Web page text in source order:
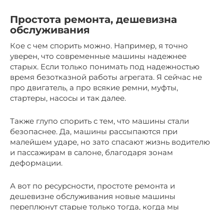
Простота ремонта, дешевизна
обслуживания
Кое с чем спорить можно. Например, я точно
уверен, что современные машины надежнее
старых. Если только понимать под надежностью
время безотказной работы агрегата. Я сейчас не
про двигатель, а про всякие ремни, муфты,
стартеры, насосы и так далее.
Также глупо спорить с тем, что машины стали
безопаснее. Да, машины рассыпаются при
малейшем ударе, но зато спасают жизнь водителю
и пассажирам в салоне, благодаря зонам
деформации.
А вот по ресурсности, простоте ремонта и
дешевизне обслуживания новые машины
переплюнут старые только тогда, когда мы